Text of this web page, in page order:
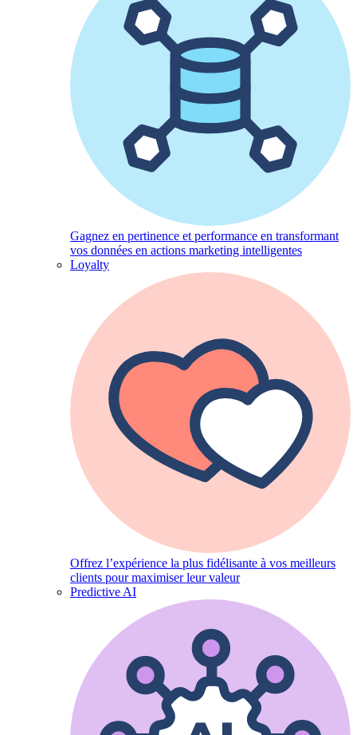
Gagnez en pertinence et performance en transformant
vos données en actions marketing intelligentes
Loyalty
Offrez l’expérience la plus fidélisante à vos meilleurs
clients pour maximiser leur valeur
Predictive AI